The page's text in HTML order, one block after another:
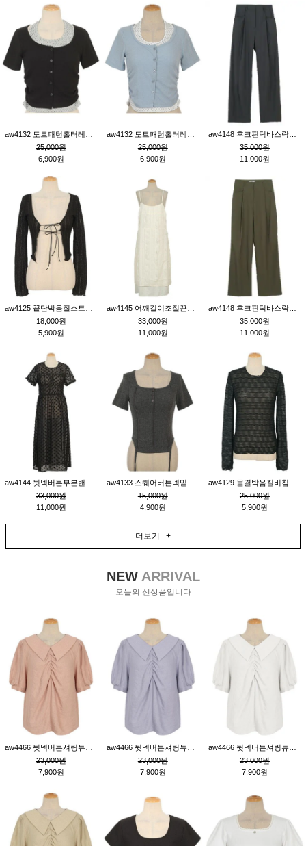
25,000원
6,900원
25,000원
6,900원
35,000원
11,000원
18,000원
5,900원
33,000원
11,000원
35,000원
11,000원
33,000원
11,000원
15,000원
4,900원
25,000원
5,900원
더보기 +
NEWARRIVAL
오늘의 신상품입니다
23,000원
7,900원
23,000원
7,900원
23,000원
7,900원